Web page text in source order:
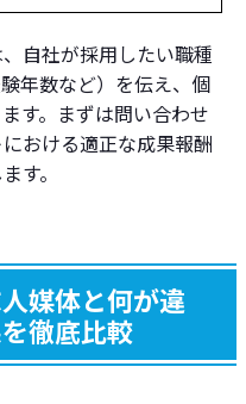
自社が採用したい職種
年数など）を伝え、個
す。まずは問い合わせ
おける適正な成果報酬
す。
媒体と何が違
徹底比較